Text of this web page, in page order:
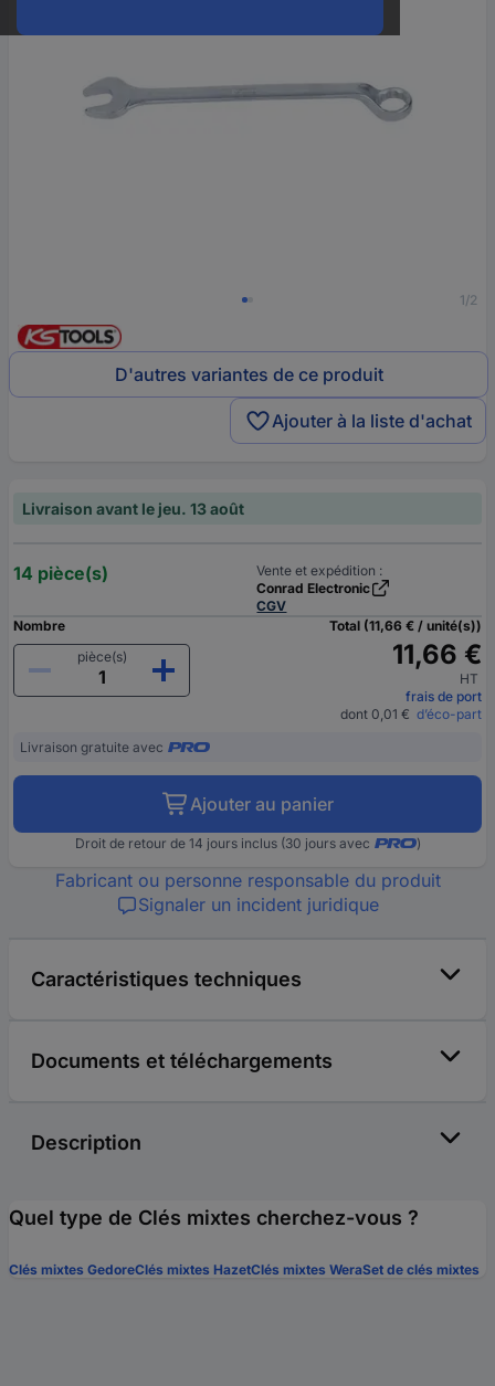
1/2
D'autres variantes de ce produit
Ajouter à la liste d'achat
Livraison avant le jeu. 13 août
14 pièce(s)
Vente et expédition :
Conrad Electronic
CGV
Nombre
pièce(s)
Total (11,66 € / unité(s))
11,66 €
HT
frais de port
dont 0,01 € d’éco-part
Livraison gratuite avec
Ajouter au panier
Droit de retour de 14 jours inclus (30 jours avec )
Fabricant ou personne responsable du produit
Signaler un incident juridique
Caractéristiques techniques
Documents et téléchargements
Description
Quel type de Clés mixtes cherchez-vous ?
Clés mixtes GedoreClés mixtes HazetClés mixtes WeraSet de clés mixtes